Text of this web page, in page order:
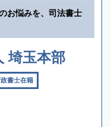
お悩みを、司法書士
埼玉本部
書士在籍